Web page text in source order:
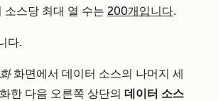
소스당 최대 열 수는 200개입니다.
다.
화면에서 데이터 소스의 나머지 세
한 다음 오른쪽 상단의 데이터 소스